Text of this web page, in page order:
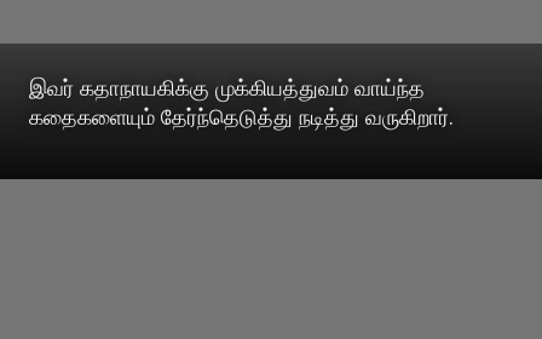
இவர் கதாநாயகிக்கு முக்கியத்துவம் வாய்ந்த
கதைகளையும் தேர்ந்தெடுத்து நடித்து வருகிறார்.